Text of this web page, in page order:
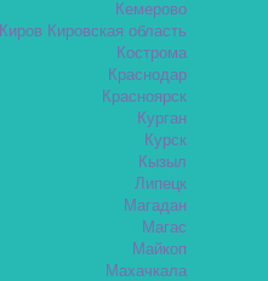
Кемерово
Киров Кировская область
Кострома
Краснодар
Красноярск
Курган
Курск
Кызыл
Липецк
Магадан
Магас
Майкоп
Махачкала